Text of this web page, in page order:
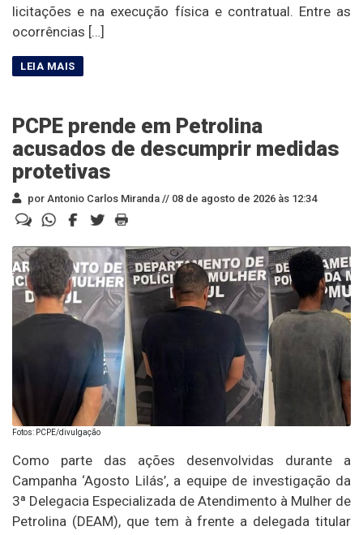
licitações e na execução física e contratual. Entre as
ocorrências […]
PCPE prende em Petrolina
acusados de descumprir medidas
protetivas
por Antonio Carlos Miranda // 08 de agosto de 2026 às 12:34
Fotos: PCPE/divulgação
Como parte das ações desenvolvidas durante a
Campanha ‘Agosto Lilás’, a equipe de investigação da
3ª Delegacia Especializada de Atendimento à Mulher de
Petrolina (DEAM), que tem à frente a delegada titular